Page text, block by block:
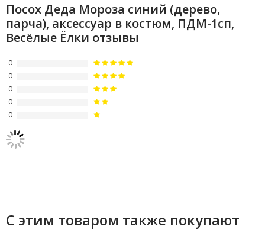
Посох Деда Мороза синий (дерево,
парча), аксессуар в костюм, ПДМ-1сп,
Весёлые Ёлки отзывы
0
0
0
0
0
С этим товаром также покупают